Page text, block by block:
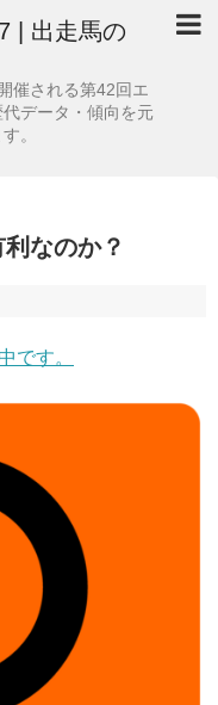
| 出走馬の
催される第42回エ
データ・傾向を元
。
なのか？
です。